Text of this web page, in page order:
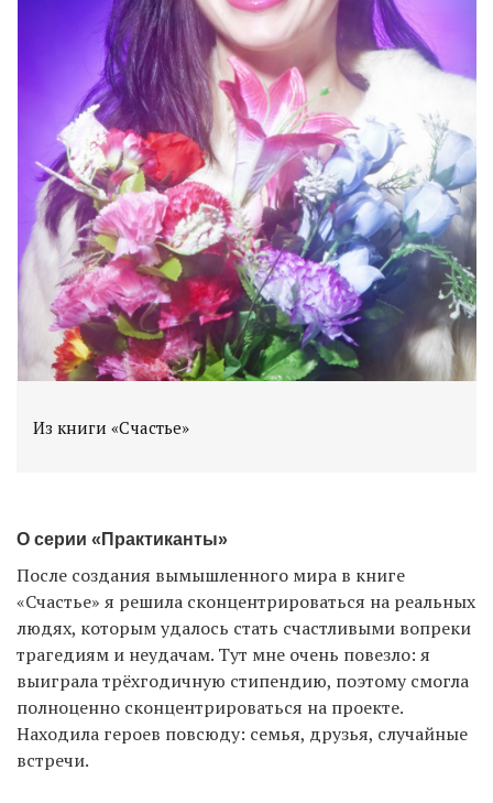
Из книги «Счастье»
О серии «Практиканты»
После создания вымышленного мира в книге
«Счастье» я решила сконцентрироваться на реальных
людях, которым удалось стать счастливыми вопреки
трагедиям и неудачам. Тут мне очень повезло: я
выиграла трёхгодичную стипендию, поэтому смогла
полноценно сконцентрироваться на проекте.
Находила героев повсюду: семья, друзья, случайные
встречи.